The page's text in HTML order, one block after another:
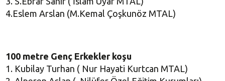
4.Eslem Arslan (M.Kemal Çoşkunöz MTAL)
100 metre Genç Erkekler koşu
1. Kubilay Turhan ( Nur Hayati Kurtcan MTAL)